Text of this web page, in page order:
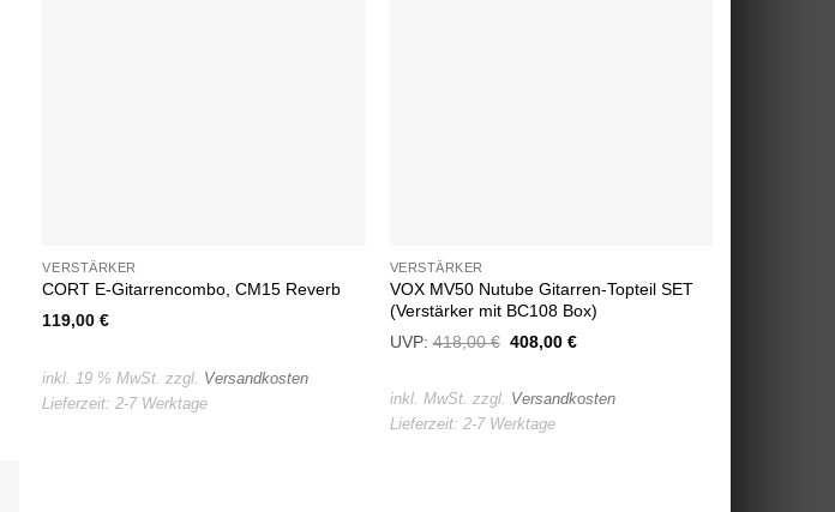
VERSTÄRKER
CORT E-Gitarrencombo, CM15 Reverb
119,00€
inkl. 19 % MwSt. zzgl. Versandkosten
Lieferzeit:2-7 Werktage
VERSTÄRKER
VOX MV50 Nutube Gitarren-Topteil SET
(Verstärker mit BC108 Box)
UVP: 418,00€ Ursprünglicher
418,00 €
408,00 €Aktueller
408,00 €.
inkl. MwSt. zzgl. Versandkosten
Lieferzeit: 2-7 Werktage